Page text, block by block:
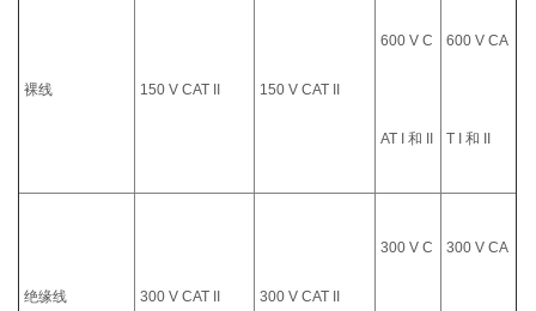
裸线 150 V CAT II 150 V CAT II
600 V C
AT I 和 II
600 V CA
T I 和 II
绝缘线 300 V CAT II 300 V CAT II
300 V C 300 V CA